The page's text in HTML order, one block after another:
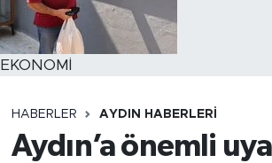
EKONOMİ
HABERLER AYDIN HABERLERI
Aydın’a önemli